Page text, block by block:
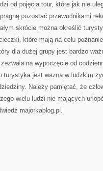
od pojęcia tour, które jak nie
pozostać przewodnikami
skrócie można określić
które mają na celu
dla dużej grupy jest bardzo
na wypoczęcie od
turystyka jest ważna w ludzkim
Należy pamiętać, że
wielu ludzi nie mających
majorkablog.pl.